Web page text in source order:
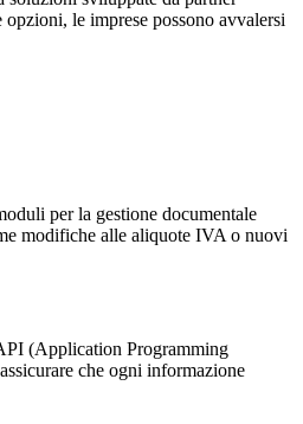
opzioni, le imprese possono avvalersi
per la gestione documentale
modifiche alle aliquote IVA o nuovi
(Application Programming
che ogni informazione